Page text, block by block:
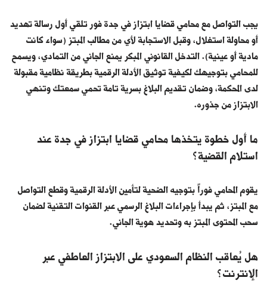
يجب التواصل مع محامي قضايا ابتزاز في جدة فور تلقي أول رسالة تهديد
أو محاولة استغلال، وقبل الاستجابة لأي من مطالب المبتز (سواء كانت
مادية أو عينية). التدخل القانوني المبكر يمنع الجاني من التمادي، ويسمح
للمحامي بتوجيهك لكيفية توثيق الأدلة الرقمية بطريقة نظامية مقبولة
لدى المحكمة، وضمان تقديم البلاغ بسرية تامة تحمي سمعتك وتنهي
الابتزاز من جذوره.
ما أول خطوة يتخذها محامي قضايا ابتزاز في جدة عند
استلام القضية؟
يقوم المحامي فوراً بتوجيه الضحية لتأمين الأدلة الرقمية وقطع التواصل
مع المبتز، ثم يبدأ بإجراءات البلاغ الرسمي عبر القنوات التقنية لضمان
سحب المحتوى المبتز به وتحديد هوية الجاني.
هل يُعاقب النظام السعودي على الابتزاز العاطفي عبر
الإنترنت؟